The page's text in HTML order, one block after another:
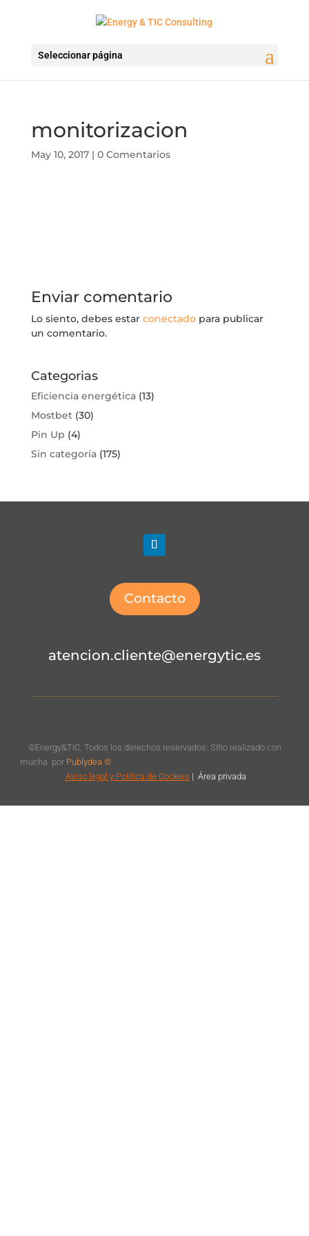
Seleccionar página
monitorizacion
May 10, 2017| 0 Comentarios
Enviar comentario
Lo siento, debes estar conectadopara publicar
un comentario.
Categorias
Eficiencia energética(13)
Mostbet(30)
Pin Up (4)
Sin categoría(175)
Contacto
atencion.cliente@energytic.es
©Energy&TIC. Todos los derechos reservados. Sitio realizado con
mucha por Publydea ©
Aviso legal y Política de Cookies | Área privada